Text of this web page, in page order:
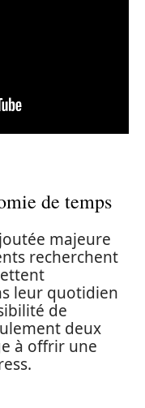
de temps
majeure
recherchent
leur quotidien
de
deux
à offrir une